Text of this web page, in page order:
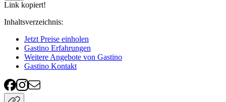
Link kopiert!
Inhaltsverzeichnis:
Jetzt Preise einholen
Gastino Erfahrungen
Weitere Angebote von Gastino
Gastino Kontakt